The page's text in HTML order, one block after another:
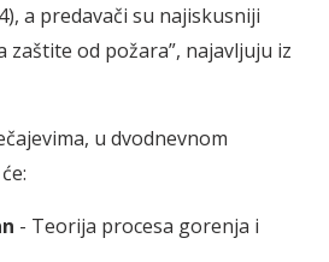
a predavači su najiskusniji
zaštite od požara”, najavljuju iz
u dvodnevnom
- Teorija procesa gorenja i